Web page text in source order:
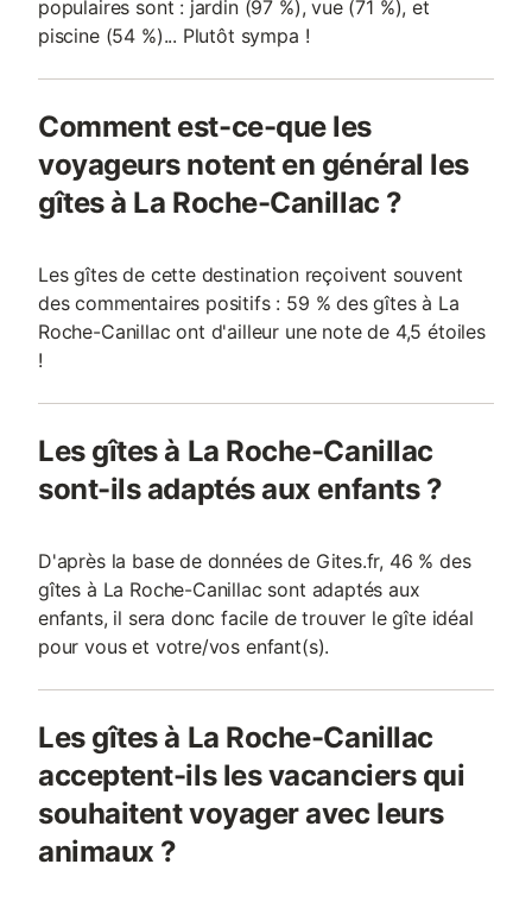
populaires sont : jardin (97 %), vue (71 %), et
piscine (54 %)... Plutôt sympa !
Comment est-ce-que les
voyageurs notent en général les
gîtes à La Roche-Canillac ?
Les gîtes de cette destination reçoivent souvent
des commentaires positifs : 59 % des gîtes à La
Roche-Canillac ont d'ailleur une note de 4,5 étoiles
!
Les gîtes à La Roche-Canillac
sont-ils adaptés aux enfants ?
D'après la base de données de Gites.fr, 46 % des
gîtes à La Roche-Canillac sont adaptés aux
enfants, il sera donc facile de trouver le gîte idéal
pour vous et votre/vos enfant(s).
Les gîtes à La Roche-Canillac
acceptent-ils les vacanciers qui
souhaitent voyager avec leurs
animaux ?